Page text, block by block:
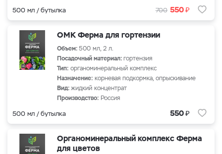
500 мл / бутылка 700 550₽
ОМК Ферма для гортензии
Объем:500 мл, 2 л.
Посадочный материал:гортензия
Тип: органоминеральный комплекс
Назначение: корневая подкормка, опрыскивание
Вид:жидкий концентрат
Производство: Россия
500 мл / бутылка 550₽
Органоминеральный комплекс Ферма
для цветов